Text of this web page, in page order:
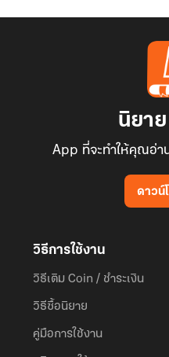
นิยา
App ที่จะทำให้คุณอ่า
ดาวน์
วิธีการใช้งาน
วิธีเติม Coin / ชำระเงิน
วิธีซื้อนิยาย
คู่มือการใช้งาน